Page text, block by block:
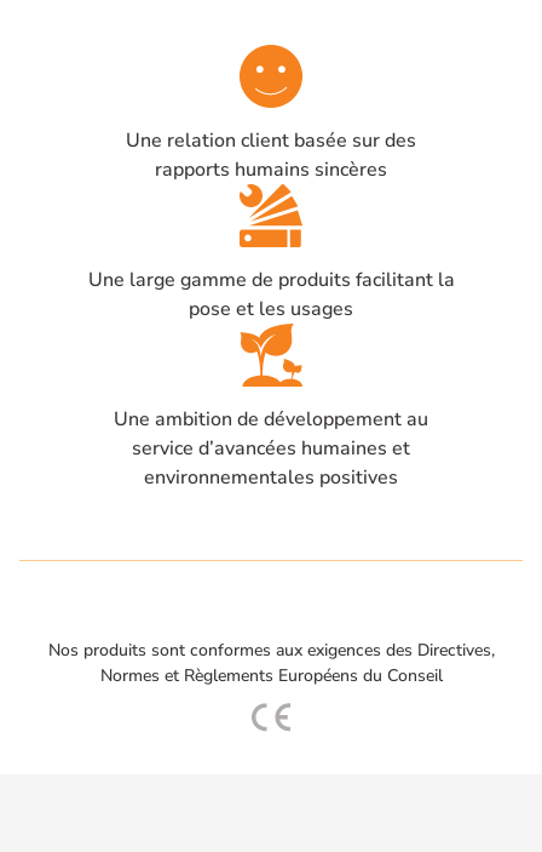
Une relation client basée sur des
rapports humains sincères
Une large gamme de produits facilitant la
pose et les usages
Une ambition de développement au
service d’avancées humaines et
environnementales positives
Nos produits sont conformes aux exigences des Directives,
Normes et Règlements Européens du Conseil